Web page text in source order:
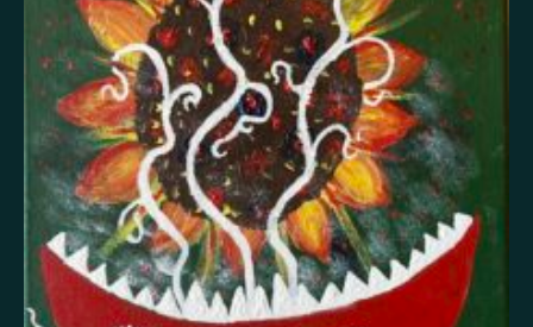
Itsetuhoisuus
Jännitys
Kaipaus
Kaksisuuntainen mielialahäiriö
Kärsimys
Kiitollisuus
Kuolema Kuuloharhat
Luonto
Luottamus
Mania Masennus
Mindfulness
Muisto
Oikeudenmukaisuus Onni
Paha olo
Pakko-oireinen häiriö
Paniikki
Pelko
Persoonallisuushäiriö
Psykoosi
Rakkaus
Rauhallisuus
Rauhattomuus
Riippuvuus